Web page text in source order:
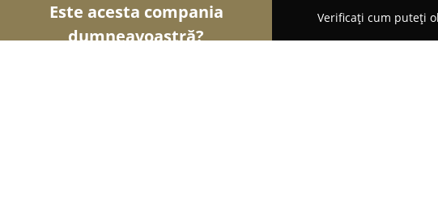
Este acesta compania
dumneavoastră?
Verificați cum puteți